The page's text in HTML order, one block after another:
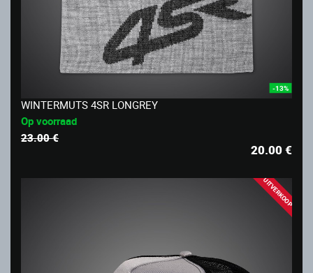
-13%
WINTERMUTS 4SR LONGREY
Op voorraad
23.00 €
20.00€
UITVERKOOP